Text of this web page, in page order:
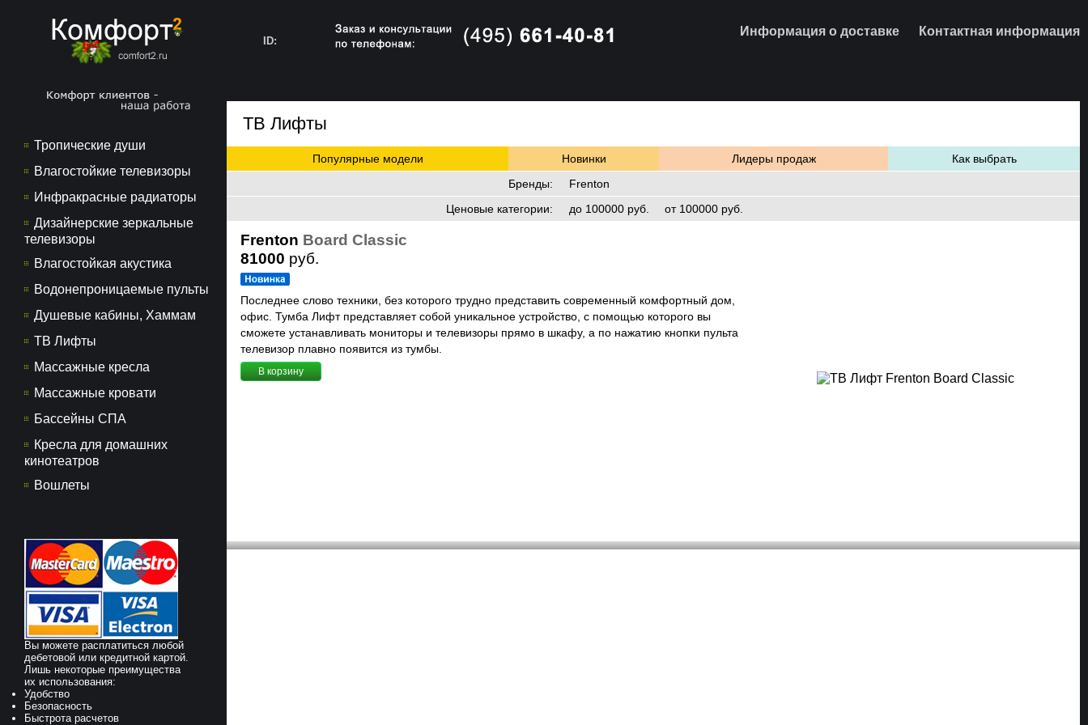
ID:
Информация о доставке Контактная информация
Тропические души
Влагостойкие телевизоры
Инфракрасные радиаторы
Дизайнерские зеркальные
телевизоры
Влагостойкая акустика
Водонепроницаемые пульты
Душевые кабины, Хаммам
ТВ Лифты
Массажные кресла
Массажные кровати
Бассейны СПА
Кресла для домашних
кинотеатров
Вошлеты
Вы можете расплатиться любой
дебетовой или кредитной картой.
Лишь некоторые преимущества
их использования:
Удобство
Безопасность
Быстрота расчетов
ТВ Лифты
Популярные модели Новинки Лидеры продаж
Как выбрать
Бренды:
Frenton
Ценовые категории: до 100000 руб. от 100000 руб.
Frenton Board Classic
81000 руб.
Последнее слово техники, без которого трудно представить современный комфортный дом,
офис. Тумба Лифт представляет собой уникальное устройство, с помощью которого вы
сможете устанавливать мониторы и телевизоры прямо в шкафу, а по нажатию кнопки пульта
телевизор плавно появится из тумбы.
В корзину